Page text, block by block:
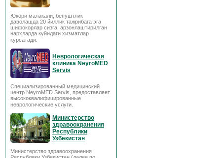
Юкори малакали, бепуштлик
даволашда 20 йиллик тажрибага эга
шифокорлар сизга, арзонлаштирилган
нархларда куйидаги хизматлар
курсатади.
Неврологическая
клиника NeyroMED
Servis
Специализированный медицинский
центр NeyroMED Servis, предоставляет
высококвалифицированные
неврологические услуги.
Министерство
здравоохранения
Республики
Узбекистан
Министерство здравоохранения